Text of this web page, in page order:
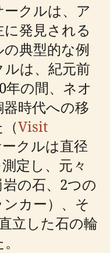
クルは、ア
発見される
典型的な例
は、紀元前
年の間、ネオ
時代への移
Visit
クルは直径
定し、元々
の石、2つの
カー）、そ
立した石の輪